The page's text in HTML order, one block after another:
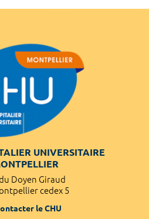
UNIVERSITAIRE
Doyen Giraud
cedex 5
le CHU